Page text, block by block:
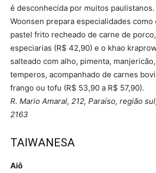
é desconhecida por muitos
Woonsen prepara especialidades como
pastel frito recheado de carne de
especiarias (R$ 42,90) e o khao
salteado com alho, pimenta,
temperos, acompanhado de carnes
frango ou tofu (R$ 53,90 a R$ 57,90).
R. Mario Amaral, 212, Paraíso, região
2163
TAIWANESA
Aiô